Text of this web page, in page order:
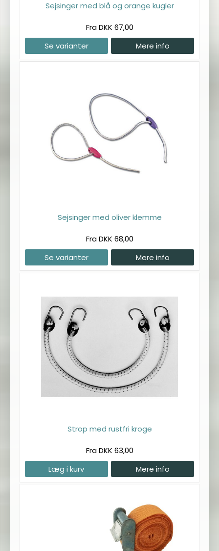
Sejsinger med blå og orange kugler
Fra DKK 67,00
Se varianter
Mere info
Sejsinger med oliver klemme
Fra DKK 68,00
Se varianter
Mere info
Strop med rustfri kroge
Fra DKK 63,00
Læg i kurv
Mere info